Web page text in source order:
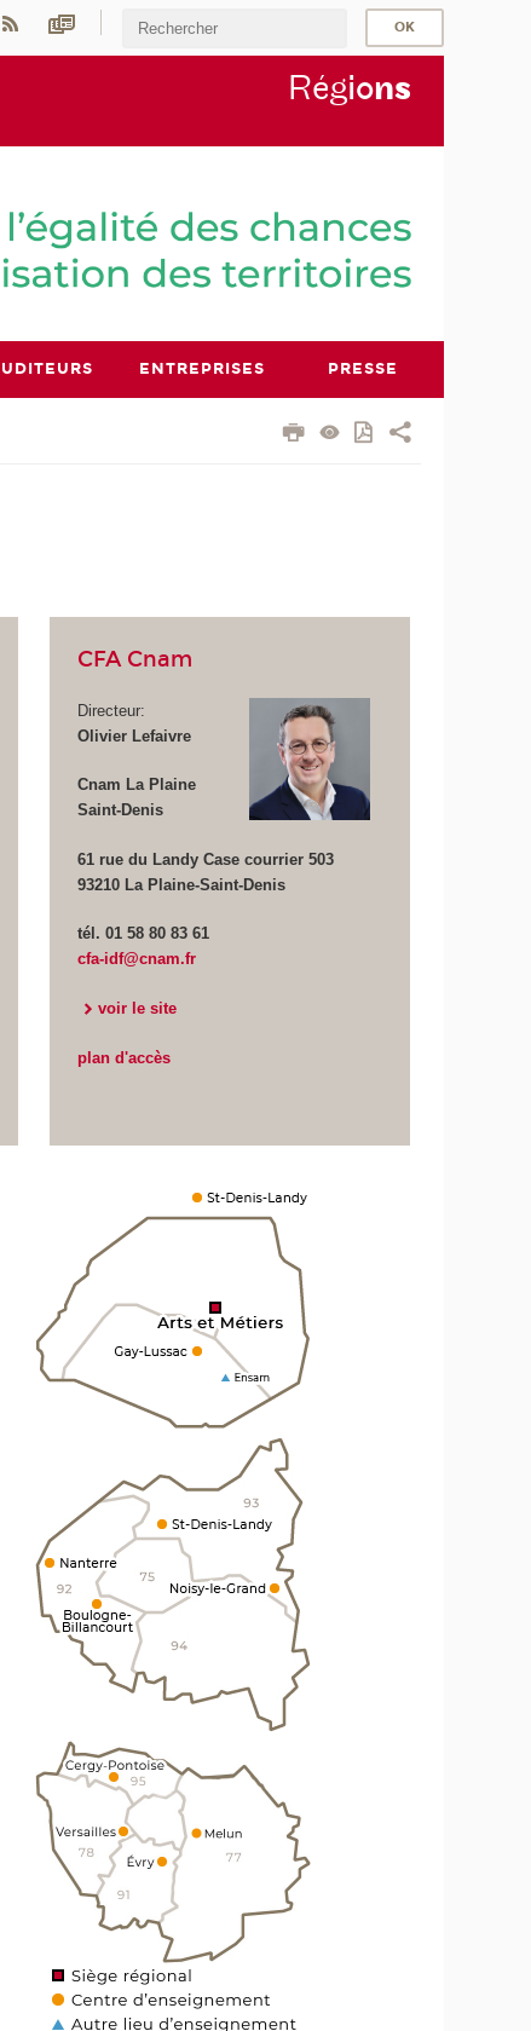
Régions
ENTREPRISES PRESSE
CFA Cnam
Directeur:
Olivier Lefaivre
Cnam La Plaine
Saint-Denis
61 rue du Landy Case courrier 503
93210 La Plaine-Saint-Denis
tél. 01 58 80 83 61
cfa-idf@cnam.fr
voir le site
plan d'accès